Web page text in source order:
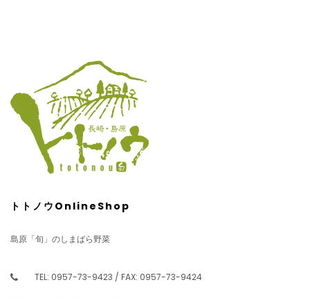
トトノウOnlineShop
島原「旬」のしまばら野菜
TEL: 0957-73-9423 / FAX: 0957-73-9424